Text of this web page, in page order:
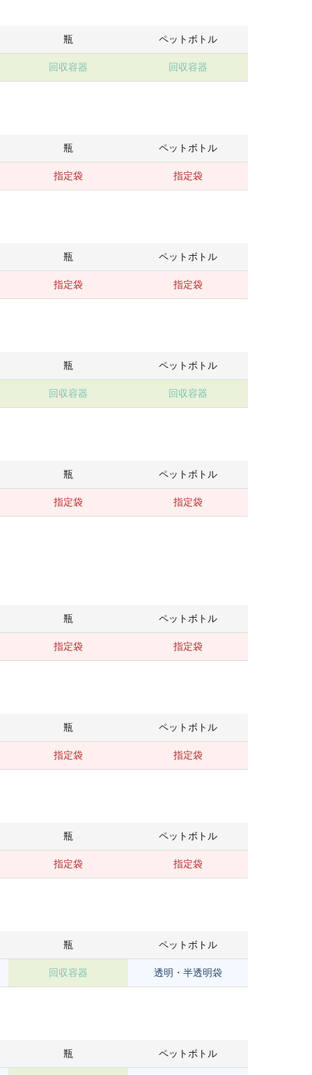
瓶
回収容器
ペットボトル
回収容器
瓶
指定袋
ペットボトル
指定袋
瓶
指定袋
ペットボトル
指定袋
瓶
回収容器
ペットボトル
回収容器
瓶
指定袋
ペットボトル
指定袋
瓶
指定袋
ペットボトル
指定袋
瓶
指定袋
ペットボトル
指定袋
瓶
指定袋
ペットボトル
指定袋
瓶
回収容器
ペットボトル
透明・半透明袋
瓶 ペットボトル